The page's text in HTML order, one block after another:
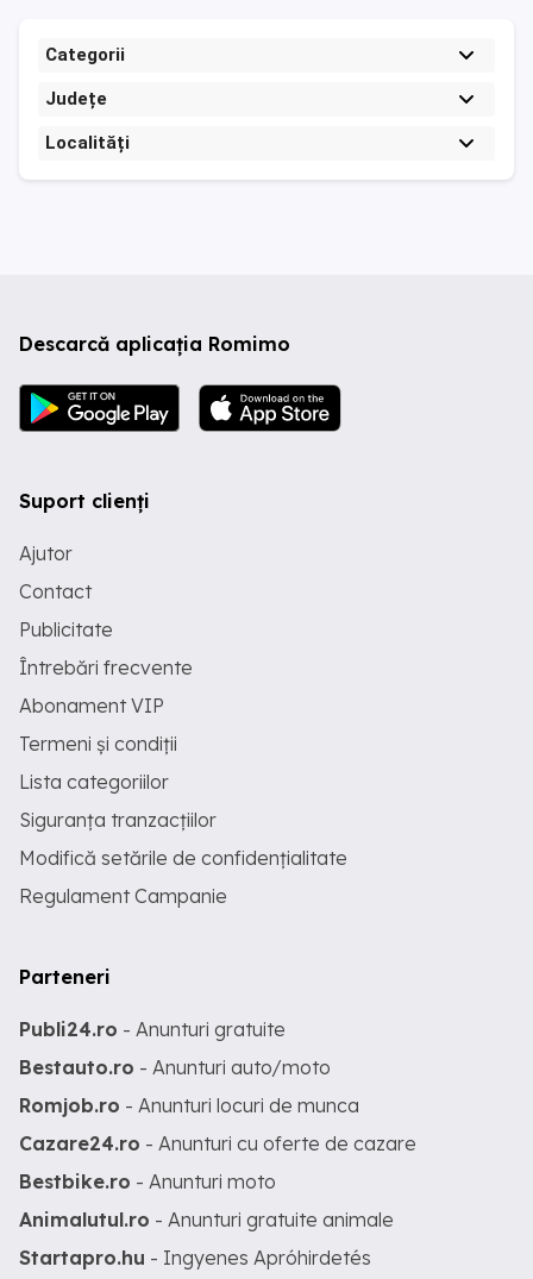
Categorii
Județe
Localități
Descarcă aplicația Romimo
Suport clienți
Ajutor
Contact
Publicitate
Întrebări frecvente
Abonament VIP
Termeni și condiții
Lista categoriilor
Siguranța tranzacțiilor
Modifică setările de confidențialitate
Regulament Campanie
Parteneri
Publi24.ro - Anunturi gratuite
Bestauto.ro - Anunturi auto/moto
Romjob.ro - Anunturi locuri de munca
Cazare24.ro - Anunturi cu oferte de cazare
Bestbike.ro - Anunturi moto
Animalutul.ro - Anunturi gratuite animale
Startapro.hu - Ingyenes Apróhirdetés